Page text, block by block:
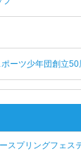
ポーツ少年団創立
スプリングフェ